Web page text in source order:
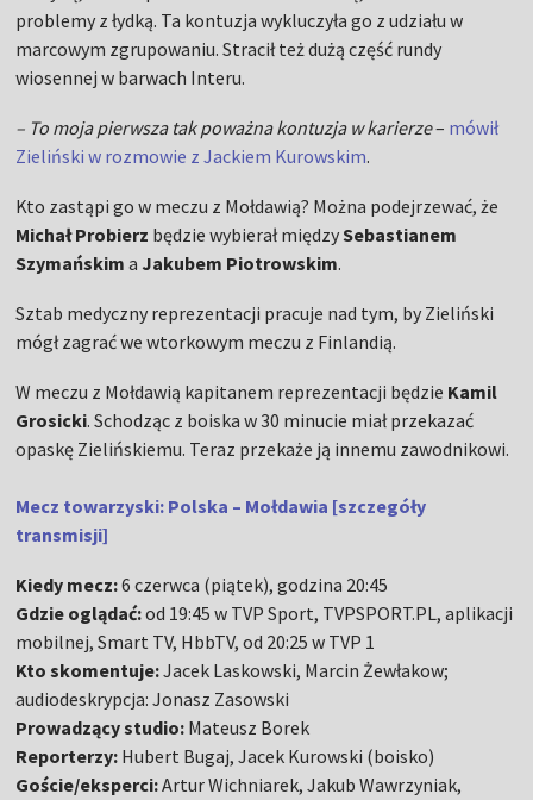
problemy z łydką. Ta kontuzja wykluczyła go z udziału w
marcowym zgrupowaniu. Stracił też dużą część rundy
wiosennej w barwach Interu.
– To moja pierwsza tak poważna kontuzja w karierze– mówił
Zieliński w rozmowie z Jackiem Kurowskim.
Kto zastąpi go w meczu z Mołdawią? Można podejrzewać, że
Michał Probierz będzie wybierał międzySebastianem
Szymańskim a Jakubem Piotrowskim.
Sztab medyczny reprezentacji pracuje nad tym, by Zieliński
mógł zagrać we wtorkowym meczu z Finlandią.
W meczu z Mołdawią kapitanem reprezentacji będzie Kamil
Grosicki. Schodząc z boiska w 30 minucie miał przekazać
opaskę Zielińskiemu. Teraz przekaże ją innemu zawodnikowi.
Mecz towarzyski: Polska – Mołdawia [szczegóły
transmisji]
Kiedy mecz:6 czerwca (piątek), godzina 20:45
Gdzie oglądać:od 19:45 w TVP Sport, TVPSPORT.PL, aplikacji
mobilnej, Smart TV, HbbTV, od 20:25 w TVP 1
Kto skomentuje:Jacek Laskowski, Marcin Żewłakow;
audiodeskrypcja: Jonasz Zasowski
Prowadzący studio: Mateusz Borek
Reporterzy: Hubert Bugaj, Jacek Kurowski (boisko)
Goście/eksperci:Artur Wichniarek, Jakub Wawrzyniak,